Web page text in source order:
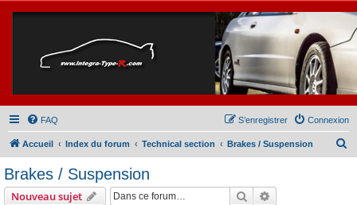
FAQ Connexion
S’enregistrer
Accueil Index du forum Technical section Brakes / Suspension
Brakes / Suspension
Nouveau sujet Rechercher